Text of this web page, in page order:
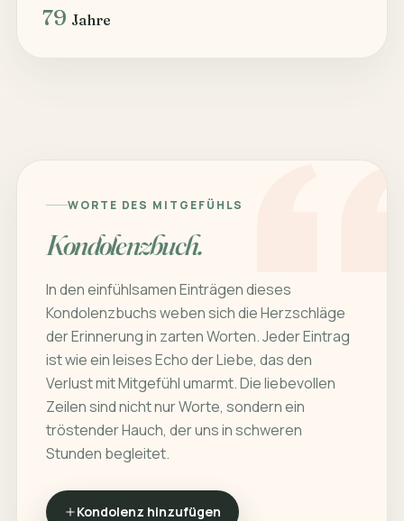
79 Jahre
WORTE DES MITGEFÜHLS
Kondolenzbuch.
In den einfühlsamen Einträgen dieses
Kondolenzbuchs weben sich die Herzschläge
der Erinnerung in zarten Worten. Jeder Eintrag
ist wie ein leises Echo der Liebe, das den
Verlust mit Mitgefühl umarmt. Die liebevollen
Zeilen sind nicht nur Worte, sondern ein
tröstender Hauch, der uns in schweren
Stunden begleitet.
Kondolenz hinzufügen